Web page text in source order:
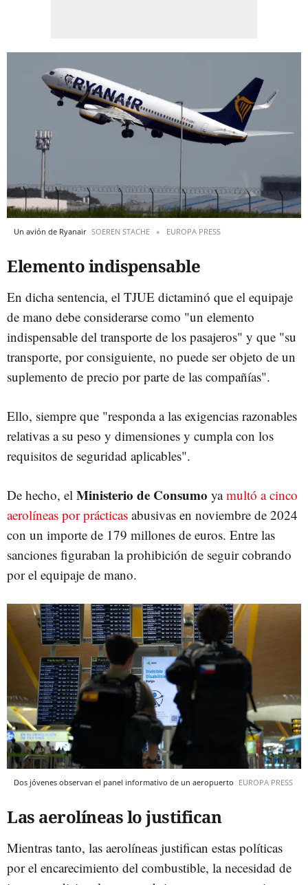
Un avión de Ryanair SOEREN STACHE EUROPA PRESS
Elemento indispensable
En dicha sentencia, el TJUE dictaminó que el equipaje
de mano debe considerarse como "un elemento
indispensable del transporte de los pasajeros" y que "su
transporte, por consiguiente, no puede ser objeto de un
suplemento de precio por parte de las compañías".
Ello, siempre que "responda a las exigencias razonables
relativas a su peso y dimensiones y cumpla con los
requisitos de seguridad aplicables".
De hecho, el Ministerio de Consumo yamultó a cinco
aerolíneas por prácticas abusivas en noviembre de 2024
con un importe de 179 millones de euros. Entre las
sanciones figuraban la prohibición de seguir cobrando
por el equipaje de mano.
Dos jóvenes observan el panel informativo de un aeropuerto EUROPA PRESS
Las aerolíneas lo justifican
Mientras tanto, las aerolíneas justifican estas políticas
por el encarecimiento del combustible, la necesidad de